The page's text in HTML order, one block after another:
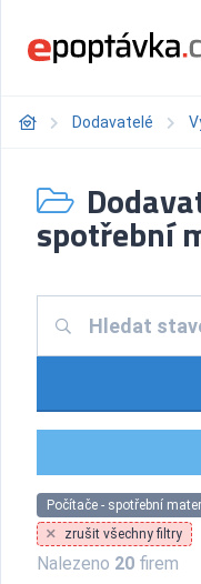
Dodavatelé
spotřební
Počítače - spotřební
zrušit všechny filtry
Nalezeno 20 firem